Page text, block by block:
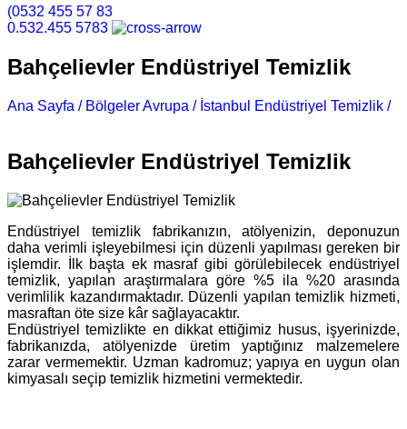
(0532 455 57 83
0.532.455 5783
Bahçelievler Endüstriyel Temizlik
Ana Sayfa / Bölgeler Avrupa / İstanbul Endüstriyel Temizlik /
Bahçelievler Endüstriyel Temizlik
Endüstriyel temizlik fabrikanızın, atölyenizin, deponuzun
daha verimli işleyebilmesi için düzenli yapılması gereken bir
işlemdir. İlk başta ek masraf gibi görülebilecek endüstriyel
temizlik, yapılan araştırmalara göre %5 ila %20 arasında
verimlilik kazandırmaktadır. Düzenli yapılan temizlik hizmeti,
masraftan öte size kâr sağlayacaktır.
Endüstriyel temizlikte en dikkat ettiğimiz husus, işyerinizde,
fabrikanızda, atölyenizde üretim yaptığınız malzemelere
zarar vermemektir. Uzman kadromuz; yapıya en uygun olan
kimyasalı seçip temizlik hizmetini vermektedir.